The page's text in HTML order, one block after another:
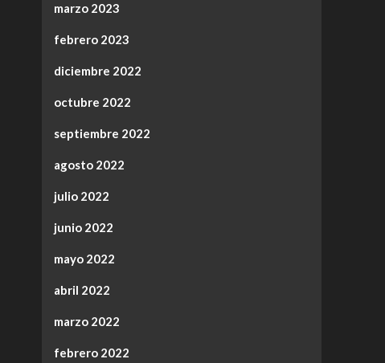
marzo 2023
febrero 2023
diciembre 2022
octubre 2022
septiembre 2022
agosto 2022
julio 2022
junio 2022
mayo 2022
abril 2022
marzo 2022
febrero 2022